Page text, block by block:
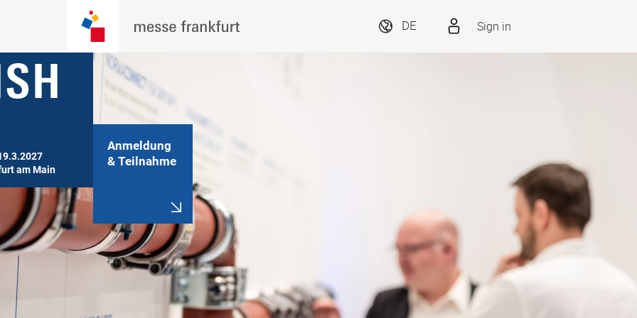
DE Sign in
am Main
Anmeldung
& Teilnahme